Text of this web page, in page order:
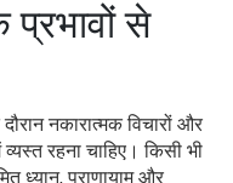
प्रभावों से
नकारात्मक विचारों और
रहना चाहिए। किसी भी
ध्यान, प्राणायाम और